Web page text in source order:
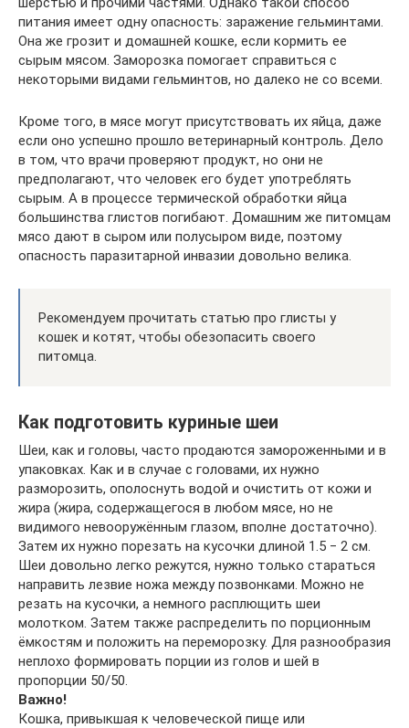
питания имеет одну опасность: заражение гельминтами.
Она же грозит и домашней кошке, если кормить ее
сырым мясом. Заморозка помогает справиться с
некоторыми видами гельминтов, но далеко не со всеми.
Кроме того, в мясе могут присутствовать их яйца, даже
если оно успешно прошло ветеринарный контроль. Дело
в том, что врачи проверяют продукт, но они не
предполагают, что человек его будет употреблять
сырым. А в процессе термической обработки яйца
большинства глистов погибают. Домашним же питомцам
мясо дают в сыром или полусыром виде, поэтому
опасность паразитарной инвазии довольно велика.
Рекомендуем прочитать статью про глисты у
кошек и котят, чтобы обезопасить своего
питомца.
Как подготовить куриные шеи
Шеи, как и головы, часто продаются замороженными и в
упаковках. Как и в случае с головами, их нужно
разморозить, ополоснуть водой и очистить от кожи и
жира (жира, содержащегося в любом мясе, но не
видимого невооружённым глазом, вполне достаточно).
Затем их нужно порезать на кусочки длиной 1.5 ‒ 2 см.
Шеи довольно легко режутся, нужно только стараться
направить лезвие ножа между позвонками. Можно не
резать на кусочки, а немного расплющить шеи
молотком. Затем также распределить по порционным
ёмкостям и положить на переморозку. Для разнообразия
неплохо формировать порции из голов и шей в
пропорции 50/50.
Важно!
Кошка, привыкшая к человеческой пище или